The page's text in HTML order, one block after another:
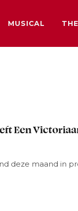
MUSICAL
Een
deze maand in